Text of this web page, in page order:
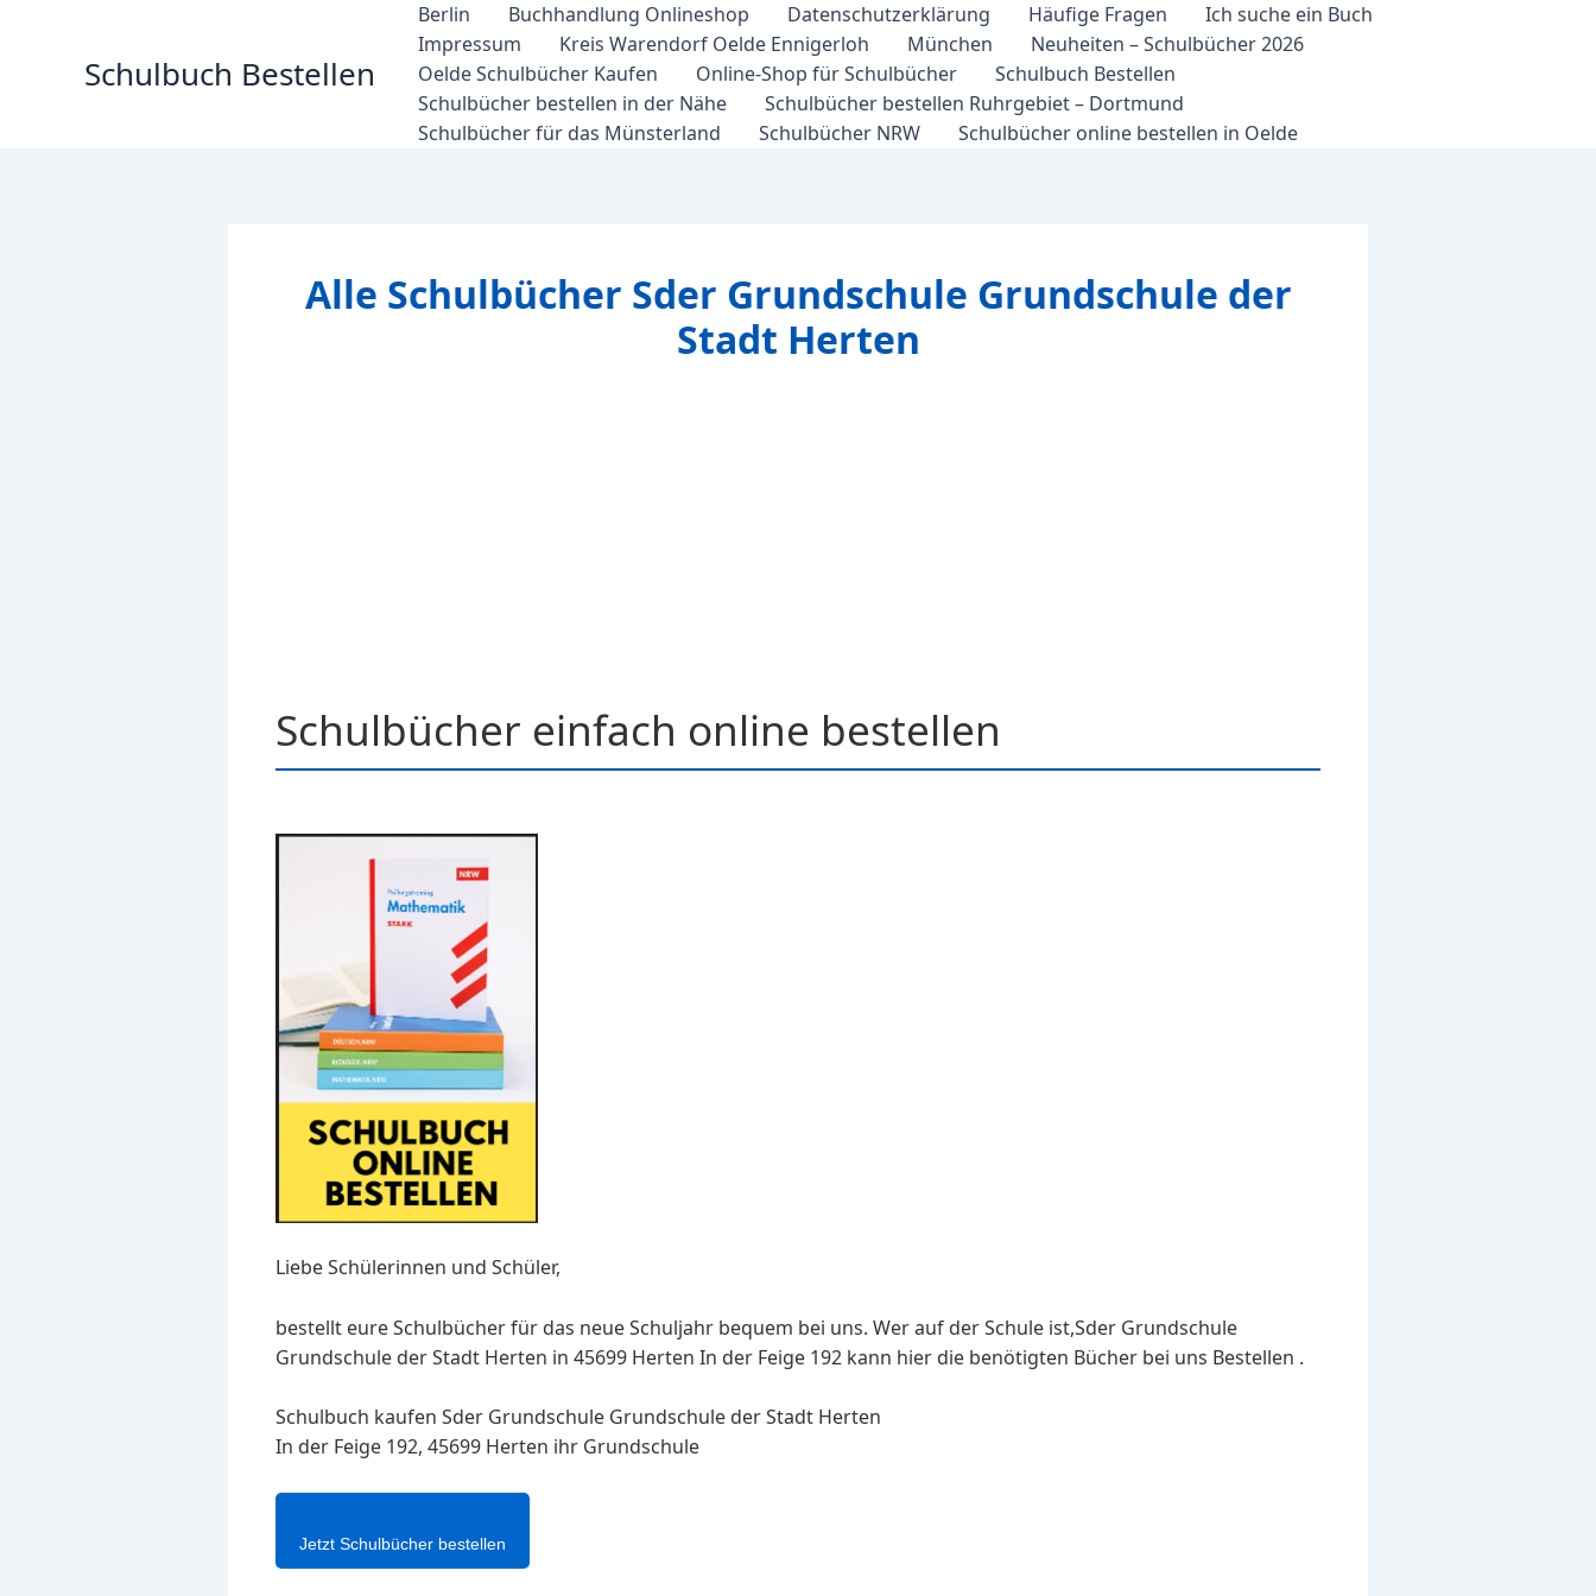
Schulbuch Bestellen
Berlin Buchhandlung Onlineshop Datenschutzerklärung Häufige Fragen
Ich suche ein Buch
Impressum
Kreis Warendorf Oelde Ennigerloh München
Neuheiten – Schulbücher 2026
Oelde Schulbücher Kaufen
Online-Shop für Schulbücher
Schulbuch Bestellen
Schulbücher bestellen in der Nähe
Schulbücher bestellen Ruhrgebiet – Dortmund
Schulbücher für das Münsterland
Schulbücher NRW Schulbücher online bestellen in Oelde
Alle Schulbücher Sder Grundschule Grundschule der
Stadt Herten
Schulbücher einfach online bestellen
Liebe Schülerinnen und Schüler,
bestellt eure Schulbücher für das neue Schuljahr bequem bei uns. Wer auf der Schule ist,Sder Grundschule
Grundschule der Stadt Herten in 45699 Herten In der Feige 192 kann hier die benötigten Bücher bei uns Bestellen .
Schulbuch kaufen Sder Grundschule Grundschule der Stadt Herten
In der Feige 192, 45699 Herten ihr Grundschule
Jetzt Schulbücher bestellen